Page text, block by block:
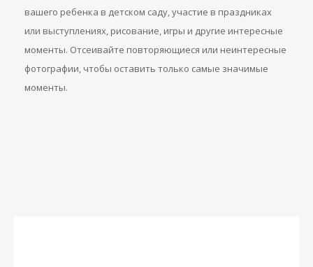
вашего ребенка в детском саду, участие в праздниках
или выступлениях, рисование, игры и другие интересные
моменты. Отсеивайте повторяющиеся или неинтересные
фотографии, чтобы оставить только самые значимые
моменты.